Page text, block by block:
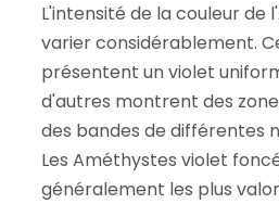
L'intensité de la couleur de
varier considérablement.
présentent un violet
d'autres montrent des
des bandes de différentes
Les Améthystes violet
généralement les plus